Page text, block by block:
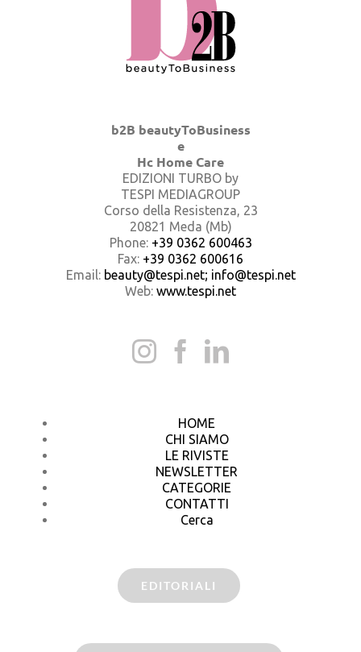
b2B beautyToBusiness
e
Hc Home Care
EDIZIONI TURBO by
TESPI MEDIAGROUP
Corso della Resistenza, 23
20821 Meda (Mb)
Phone: +39 0362 600463
Fax: +39 0362 600616
Email: beauty@tespi.net; info@tespi.net
Web: www.tespi.net
HOME
CHI SIAMO
LE RIVISTE
NEWSLETTER
CATEGORIE
CONTATTI
Cerca
EDITORIALI